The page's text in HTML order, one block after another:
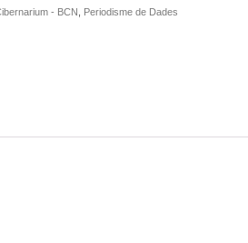
- BCN Periodisme de Dades